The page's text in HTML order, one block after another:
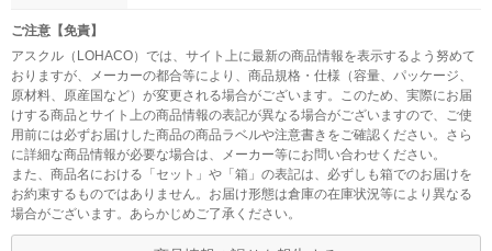
ご注意【免責】
アスクル（LOHACO）では、サイト上に最新の商品情報を表示するよう努めて
おりますが、メーカーの都合等により、商品規格・仕様（容量、パッケージ、
原材料、原産国など）が変更される場合がございます。このため、実際にお届
けする商品とサイト上の商品情報の表記が異なる場合がございますので、ご使
用前には必ずお届けした商品の商品ラベルや注意書きをご確認ください。さら
に詳細な商品情報が必要な場合は、メーカー等にお問い合わせください。
また、商品名における「セット」や「箱」の表記は、必ずしも箱でのお届けを
お約束するものではありません。お届け形態は倉庫の在庫状況等により異なる
場合がございます。あらかじめご了承ください。